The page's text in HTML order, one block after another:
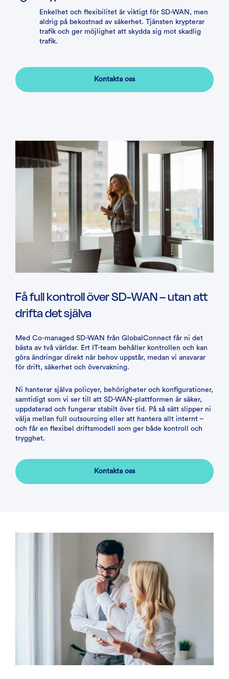
Enkelhet och flexibilitet är viktigt för SD-WAN, men
aldrig på bekostnad av säkerhet. Tjänsten krypterar
trafik och ger möjlighet att skydda sig mot skadlig
trafik.
Kontakta oss
Få full kontroll över SD-WAN – utan att
drifta det själva
Med Co-managed SD-WAN från GlobalConnect får ni det
bästa av två världar. Ert IT-team behåller kontrollen och kan
göra ändringar direkt när behov uppstår, medan vi ansvarar
för drift, säkerhet och övervakning.
Ni hanterar själva policyer, behörigheter och konfigurationer,
samtidigt som vi ser till att SD-WAN-plattformen är säker,
uppdaterad och fungerar stabilt över tid. På så sätt slipper ni
välja mellan full outsourcing eller att hantera allt internt –
och får en flexibel driftsmodell som ger både kontroll och
trygghet.
Kontakta oss